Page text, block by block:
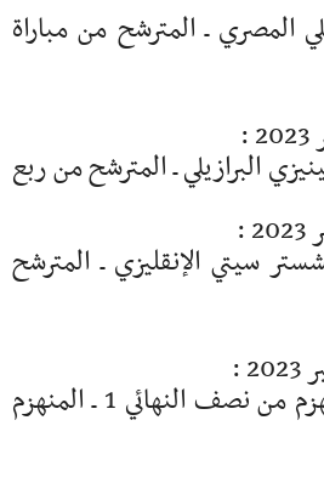
: الأهلي المصري ـ المترشح من مباراة
: فلومينيزي البرازيلي ـ المترشح من ربع
: مانشستر سيتي الإنقليزي ـ المترشح
الساعة 15:30 : المنهزم من نصف النهائي 1 ـ المنهزم